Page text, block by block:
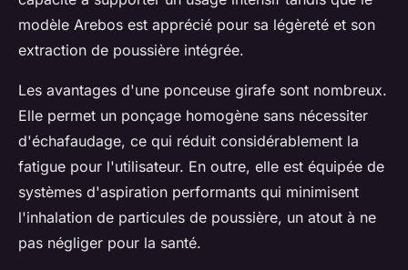
modèle Arebos est apprécié pour sa légèreté et son
extraction de poussière intégrée.
Les avantages d'une ponceuse girafe sont nombreux.
Elle permet un ponçage homogène sans nécessiter
d'échafaudage, ce qui réduit considérablement la
fatigue pour l'utilisateur. En outre, elle est équipée de
systèmes d'aspiration performants qui minimisent
l'inhalation de particules de poussière, un atout à ne
pas négliger pour la santé.